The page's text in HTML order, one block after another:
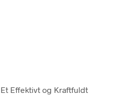
Et Effektivt og Kraftfuldt